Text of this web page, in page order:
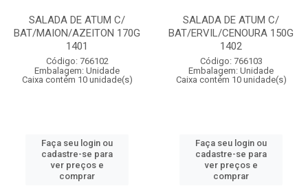
SALADA DE ATUM C/
BAT/MAION/AZEITON 170G
1401
Código: 766102
Embalagem: Unidade
Caixa contém 10 unidade(s)
Faça seu login ou
cadastre-se para
ver preços e
comprar
SALADA DE ATUM C/
BAT/ERVIL/CENOURA 150G
1402
Código: 766103
Embalagem: Unidade
Caixa contém 10 unidade(s)
Faça seu login ou
cadastre-se para
ver preços e
comprar